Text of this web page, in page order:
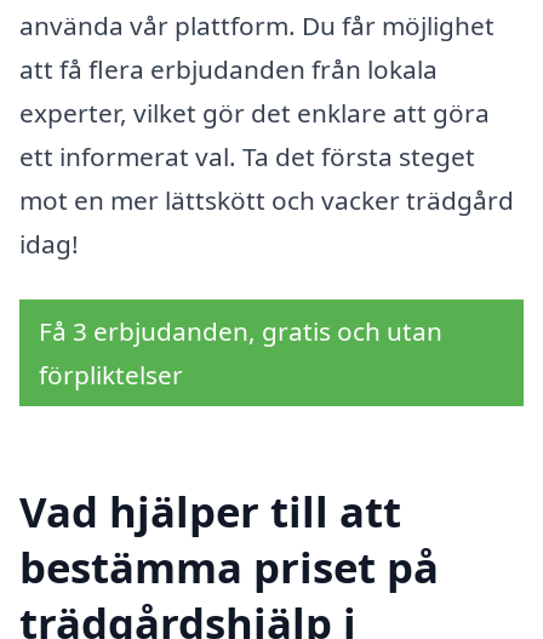
använda vår plattform. Du får möjlighet
att få flera erbjudanden från lokala
experter, vilket gör det enklare att göra
ett informerat val. Ta det första steget
mot en mer lättskött och vacker trädgård
idag!
Få 3 erbjudanden, gratis och utan
förpliktelser
Vad hjälper till att
bestämma priset på
trädgårdshjälp i